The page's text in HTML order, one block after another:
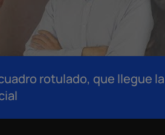
rotulado, que llegue la